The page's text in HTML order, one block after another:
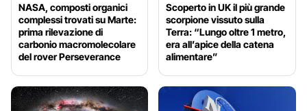
NASA, composti organici
complessi trovati su Marte:
prima rilevazione di
carbonio macromolecolare
del rover Perseverance
Scoperto in UK il più grande
scorpione vissuto sulla
Terra: “Lungo oltre 1 metro,
era all’apice della catena
alimentare”